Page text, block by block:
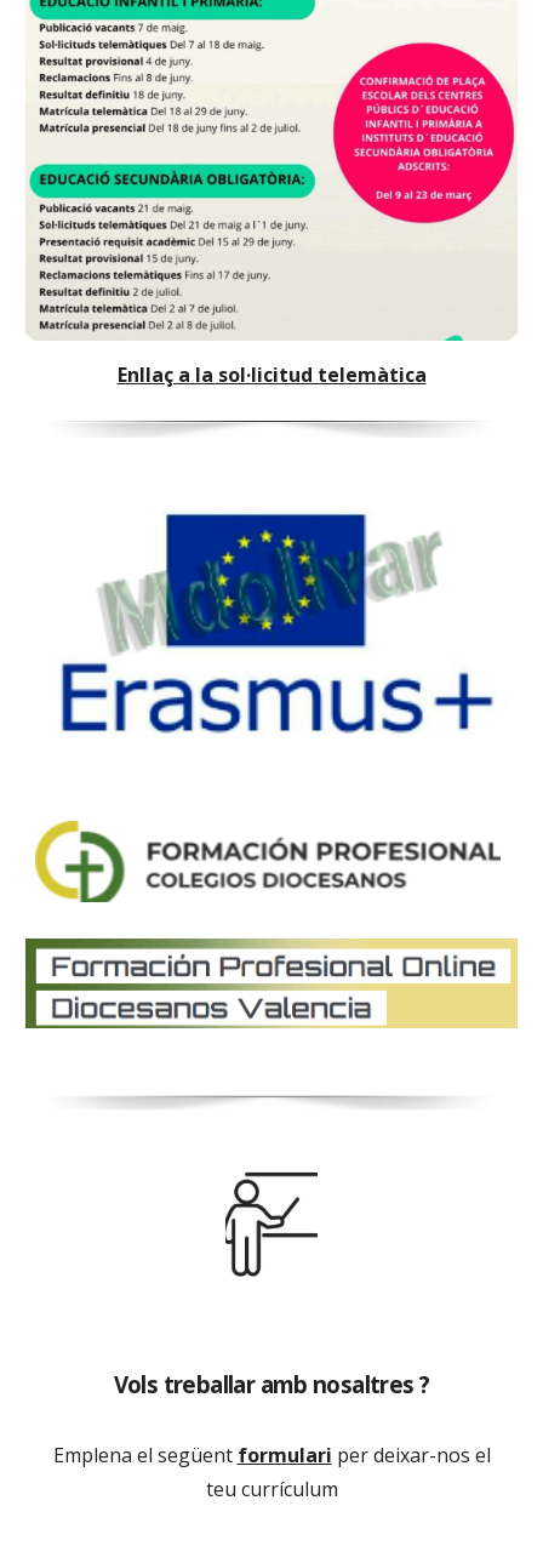
Enllaç a la sol·licitud telemàtica
Vols treballar amb nosaltres ?
Emplena el següent formulari per deixar-nos el
teu currículum